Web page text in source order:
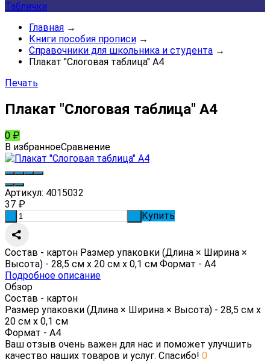
Таблички
Главная →
Книги пособия прописи →
Справочники для школьника и студента →
Плакат "Слоговая таблица" А4
Печать
Плакат "Слоговая таблица" А4
0 ₽
В избранноеСравнение
Артикул: 4015032
37 ₽
Купить
Состав - картон Размер упаковки (Длина × Ширина ×
Высота) - 28,5 см х 20 см х 0,1 см Формат - А4
Подробное описание
Обзор
Состав - картон
Размер упаковки (Длина × Ширина × Высота) - 28,5 см х
20 см х 0,1 см
Формат - А4
Ваш отзыв очень важен для нас и поможет улучшить
качество наших товаров и услуг. Спасибо! 0